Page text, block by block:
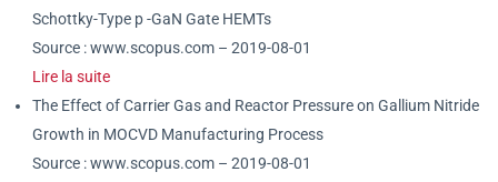
Schottky-Type p -GaN Gate HEMTs
Source : www.scopus.com – 2019-08-01
Lire la suite
The Effect of Carrier Gas and Reactor Pressure on Gallium Nitride
Growth in MOCVD Manufacturing Process
Source : www.scopus.com – 2019-08-01